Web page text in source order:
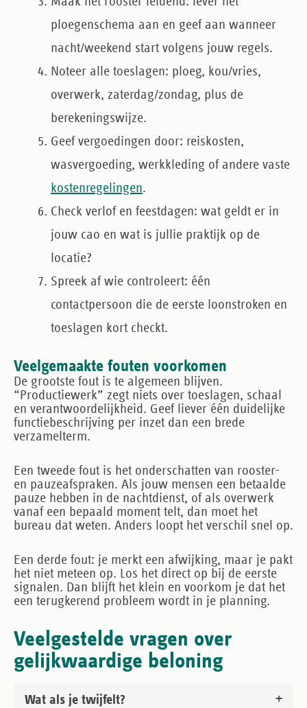
ploegenschema aan en geef aan wanneer
nacht/weekend start volgens jouw regels.
Noteer alle toeslagen: ploeg, kou/vries,
overwerk, zaterdag/zondag, plus de
berekeningswijze.
Geef vergoedingen door: reiskosten,
wasvergoeding, werkkleding of andere vaste
kostenregelingen.
Check verlof en feestdagen: wat geldt er in
jouw cao en wat is jullie praktijk op de
locatie?
Spreek af wie controleert: één
contactpersoon die de eerste loonstroken en
toeslagen kort checkt.
Veelgemaakte fouten voorkomen
De grootste fout is te algemeen blijven.
“Productiewerk” zegt niets over toeslagen, schaal
en verantwoordelijkheid. Geef liever één duidelijke
functiebeschrijving per inzet dan een brede
verzamelterm.
Een tweede fout is het onderschatten van rooster-
en pauzeafspraken. Als jouw mensen een betaalde
pauze hebben in de nachtdienst, of als overwerk
vanaf een bepaald moment telt, dan moet het
bureau dat weten. Anders loopt het verschil snel op.
Een derde fout: je merkt een afwijking, maar je pakt
het niet meteen op. Los het direct op bij de eerste
signalen. Dan blijft het klein en voorkom je dat het
een terugkerend probleem wordt in je planning.
Veelgestelde vragen over
gelijkwaardige beloning
Wat als je twijfelt?